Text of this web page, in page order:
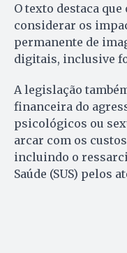
O texto destaca
considerar os
permanente de
digitais, inclusive
A legislação
financeira do
psicológicos ou
arcar com os
incluindo o
Saúde (SUS) pelos